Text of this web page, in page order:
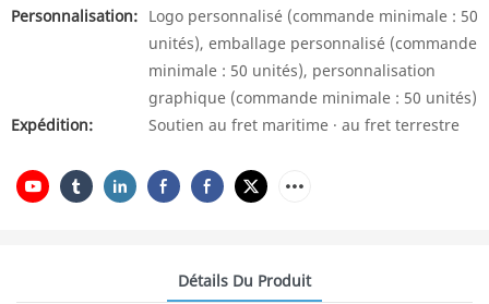
Personnalisation: Logo personnalisé (commande minimale : 50
unités), emballage personnalisé (commande
minimale : 50 unités), personnalisation
graphique (commande minimale : 50 unités)
Expédition:
Soutien au fret maritime · au fret terrestre
Détails Du Produit